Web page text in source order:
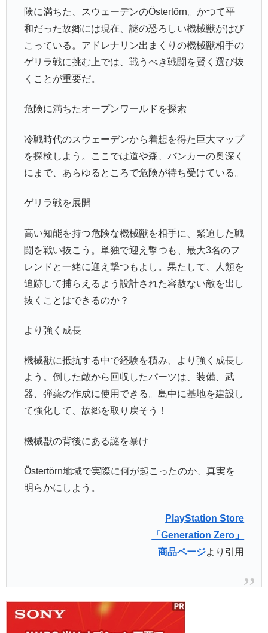
険に満ちた、スウェーデンのÖstertörn。かつて平
和だった故郷には現在、謎の恐ろしい機械獣がはび
こっている。アドレナリン出まくりの機械獣相手の
ゲリラ戦に挑む上では、戦うべき戦闘を賢く選び抜
くことが重要だ。
危険に満ちたオープンワールドを探索
冷戦時代のスウェーデンから着想を得た巨大マップ
を探検しよう。ここでは道や森、バンカーの奥深く
にまで、あらゆるところで危険が待ち受けている。
ゲリラ戦を展開
高い知能を持つ危険な機械獣を相手に、緊迫した戦
闘を戦い抜こう。単独で迎え撃つも、最大3名のフ
レンドと一緒に迎え撃つもよし。果たして、人類を
追跡して捕らえるよう設計された容赦ない敵を出し
抜くことはできるのか？
より強く成長
機械獣に抵抗する中で経験を積み、より強く成長し
よう。倒した敵から回収したパーツは、装備、武
器、弾薬の作成に使用できる。島中に基地を建設し
て強化して、故郷を取り戻そう！
機械獣の背後にある謎を暴け
Östertörn地域で実際に何が起こったのか、真実を
明らかにしよう。
PlayStation Store
「Generation Zero」
商品ページより引用